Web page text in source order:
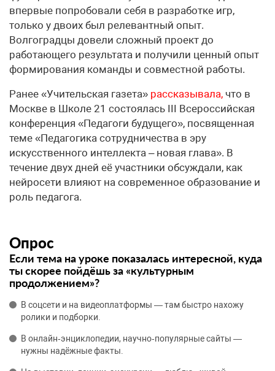
впервые попробовали себя в разработке игр,
только у двоих был релевантный опыт.
Волгоградцы довели сложный проект до
работающего результата и получили ценный опыт
формирования команды и совместной работы.
Ранее «Учительская газета» рассказывала, что в
Москве в Школе 21 состоялась III Всероссийская
конференция «Педагоги будущего», посвященная
теме «Педагогика сотрудничества в эру
искусственного интеллекта – новая глава». В
течение двух дней её участники обсуждали, как
нейросети влияют на современное образование и
роль педагога.
Опрос
Если тема на уроке показалась интересной, куда
ты скорее пойдёшь за «культурным
продолжением»?
В соцсети и на видеоплатформы — там быстро нахожу
ролики и подборки.
В онлайн‑энциклопедии, научно‑популярные сайты —
нужны надёжные факты.